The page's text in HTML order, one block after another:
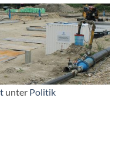
unter Politik